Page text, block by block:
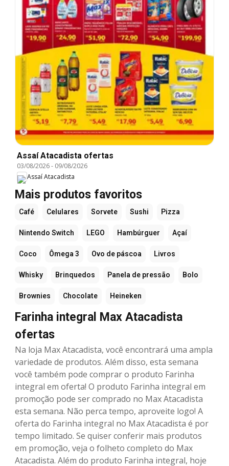
Assaí Atacadista ofertas
03/08/2026- 09/08/2026
Assaí Atacadista
Mais produtos favoritos
Café Celulares Sorvete Sushi Pizza
Nintendo Switch LEGO Hambúrguer Açaí
Coco Ômega 3 Ovo de páscoa Livros
Whisky Brinquedos Panela de pressão Bolo
Brownies Chocolate Heineken
Farinha integral Max Atacadista
ofertas
Na loja Max Atacadista, você encontrará uma ampla
variedade de produtos. Além disso, esta semana
você também pode comprar o produto Farinha
integral em oferta! O produto Farinha integral em
promoção pode ser comprado no Max Atacadista
esta semana. Não perca tempo, aproveite logo! A
oferta do Farinha integral no Max Atacadista é por
tempo limitado. Se quiser conferir mais produtos
em promoção, veja o folheto completo do Max
Atacadista. Além do produto Farinha integral, hoje